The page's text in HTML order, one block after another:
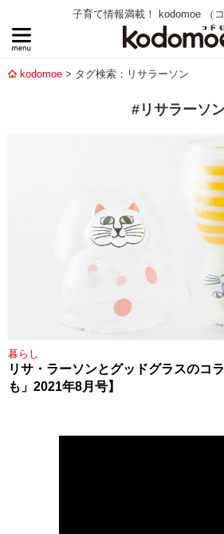
子育て情報満載！ kodomoe （
kodomoe タグ検索：リサラーソン
#リサラーソ
暮らし
リサ・ラーソンとグッドグラスのコ
も」2021年8月号】